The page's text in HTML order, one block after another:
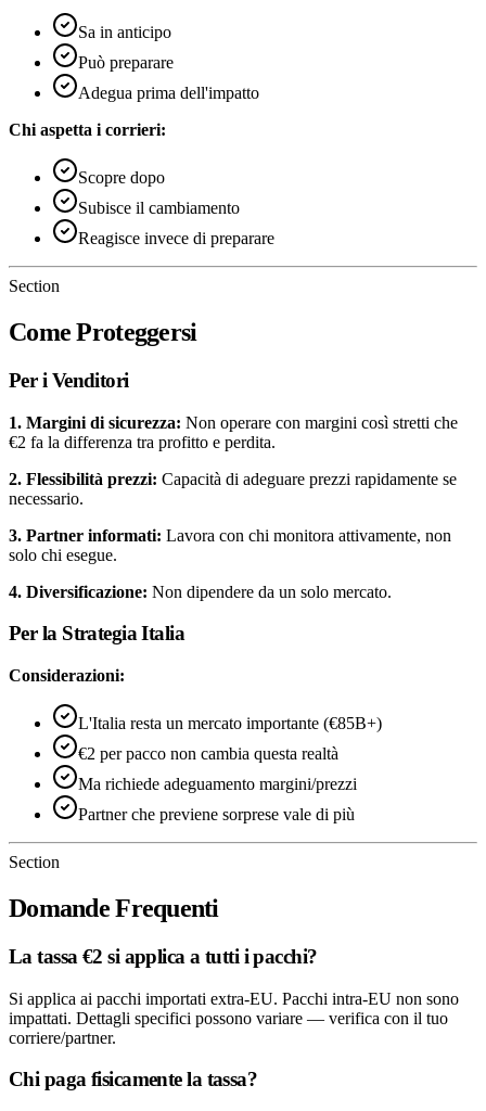
Sa in anticipo
Può preparare
Adegua prima dell'impatto
Chi aspetta i corrieri:
Scopre dopo
Subisce il cambiamento
Reagisce invece di preparare
Section
Come Proteggersi
Per i Venditori
1. Margini di sicurezza: Non operare con margini così stretti che
€2 fa la differenza tra profitto e perdita.
2. Flessibilità prezzi: Capacità di adeguare prezzi rapidamente se
necessario.
3. Partner informati: Lavora con chi monitora attivamente, non
solo chi esegue.
4. Diversificazione: Non dipendere da un solo mercato.
Per la Strategia Italia
Considerazioni:
L'Italia resta un mercato importante (€85B+)
€2 per pacco non cambia questa realtà
Ma richiede adeguamento margini/prezzi
Partner che previene sorprese vale di più
Section
Domande Frequenti
La tassa €2 si applica a tutti i pacchi?
Si applica ai pacchi importati extra-EU. Pacchi intra-EU non sono
impattati. Dettagli specifici possono variare — verifica con il tuo
corriere/partner.
Chi paga fisicamente la tassa?